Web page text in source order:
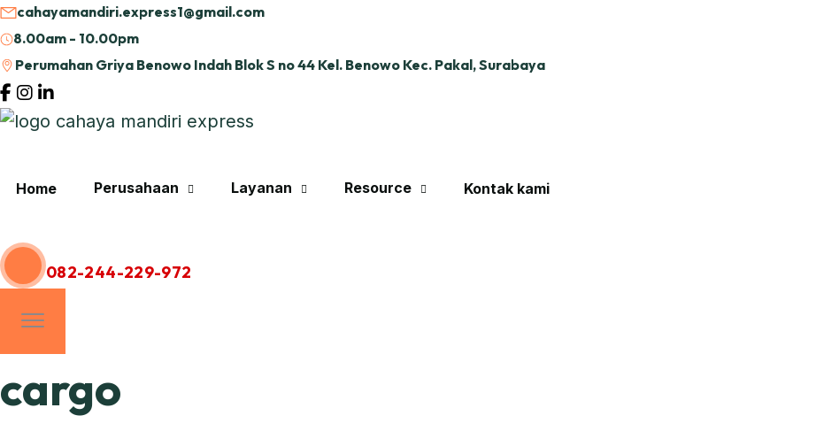
cahayamandiri.express1@gmail.com
8.00am - 10.00pm
Perumahan Griya Benowo Indah Blok S no 44 Kel. Benowo Kec. Pakal, Surabaya
Home Perusahaan Layanan Resource Kontak kami
082-244-229-972
cargo